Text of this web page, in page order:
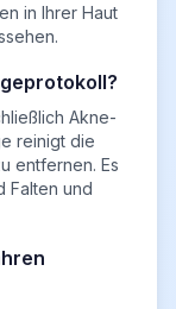
in Ihrer Haut
Akne-
reinigt die
entfernen. Es
Falten und